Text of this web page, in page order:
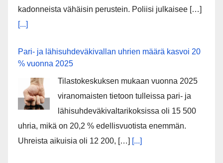
kadonneista vähäisin perustein. Poliisi julkaisee […]
[...]
Pari- ja lähisuhdeväkivallan uhrien määrä kasvoi 20
% vuonna 2025
Tilastokeskuksen mukaan vuonna 2025
viranomaisten tietoon tulleissa pari- ja
lähisuhdeväkivaltarikoksissa oli 15 500
uhria, mikä on 20,2 % edellisvuotista enemmän.
Uhreista aikuisia oli 12 200, […] [...]